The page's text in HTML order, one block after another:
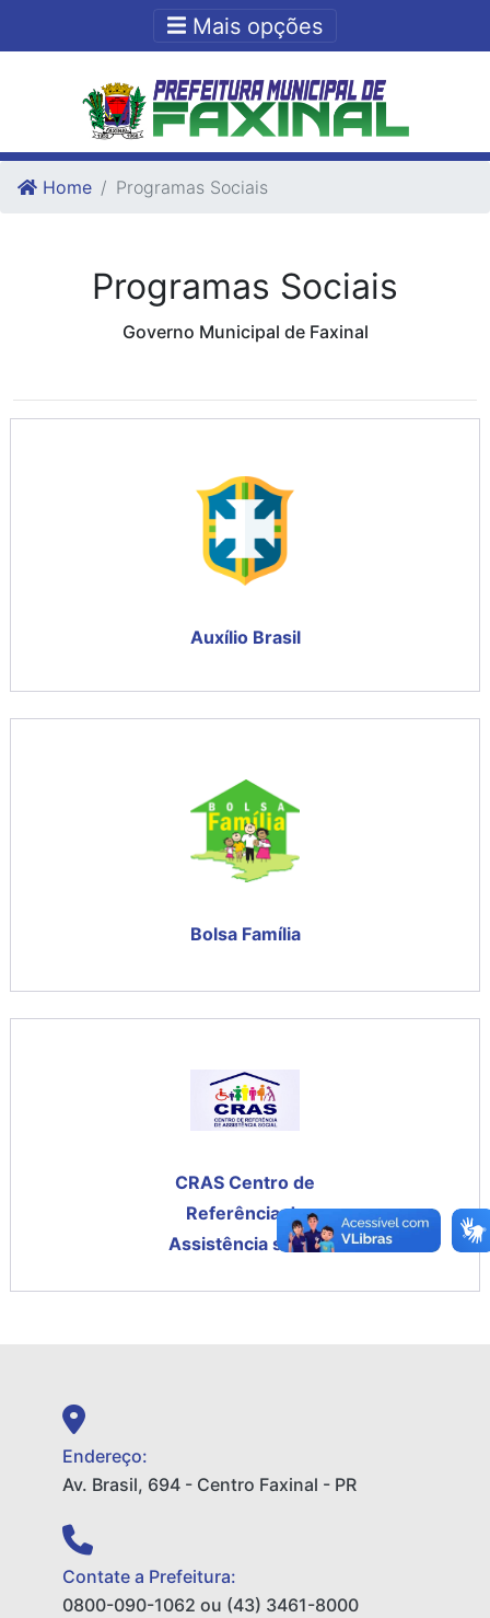
Ir para o fim do conteudo
Mais opções
Home Programas Sociais
Programas Sociais
Governo Municipal de Faxinal
Auxílio Brasil
Bolsa Família
CRAS Centro de
Referência da
Assistência social
Endereço:
Av. Brasil, 694 - Centro Faxinal - PR
Contate a Prefeitura:
0800-090-1062 ou (43) 3461-8000